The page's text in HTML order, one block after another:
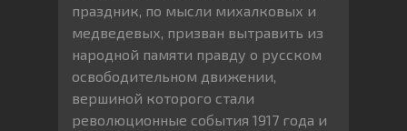
праздник, по мысли михалковых и
медведевых, призван вытравить из
народной памяти правду о русском
освободительном движении,
вершиной которого стали
революционные события 1917 года и